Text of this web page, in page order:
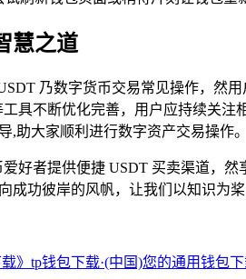
慧之道
乃数字货币交易常见操作，然
工具不断优化完善，用户应持续关
,助大家顺利进行数字资产交易操作。
爱好者提供便捷 USDT 买卖渠道，
成功彼岸的风帆，让我们以知识为
载》tp钱包下载·(中国)您的通用钱包